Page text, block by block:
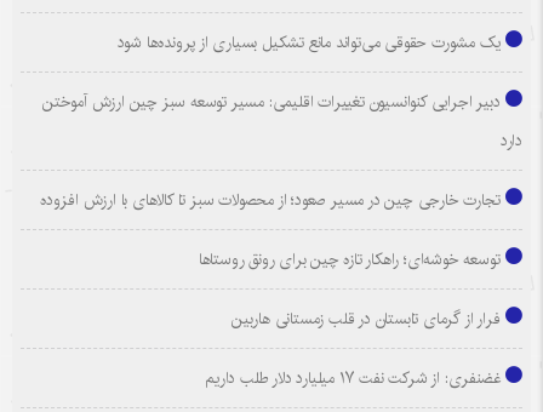
یک مشورت حقوقی می‌تواند مانع تشکیل بسیاری از پرونده‌ها شود
دبیر اجرایی کنوانسیون تغییرات اقلیمی: مسیر توسعه سبز چین ارزش آموختن
دارد
تجارت خارجی چین در مسیر صعود؛ از محصولات سبز تا کالاهای با ارزش افزوده
توسعه خوشه‌ای؛ راهکار تازه چین برای رونق روستاها
فرار از گرمای تابستان در قلب زمستانی هاربین
غضنفری: از شرکت نفت ۱۷ میلیارد دلار طلب داریم